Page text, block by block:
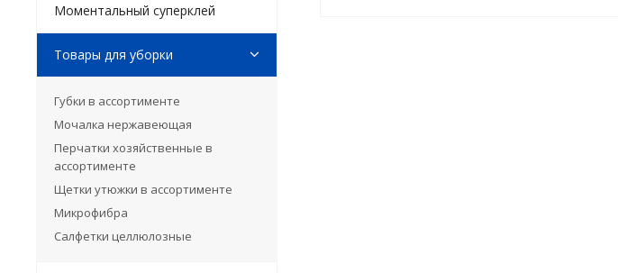
Моментальный суперклей
Товары для уборки
Губки в ассортименте
Мочалка нержавеющая
Перчатки хозяйственные в
ассортименте
Щетки утюжки в ассортименте
Микрофибра
Салфетки целлюлозные